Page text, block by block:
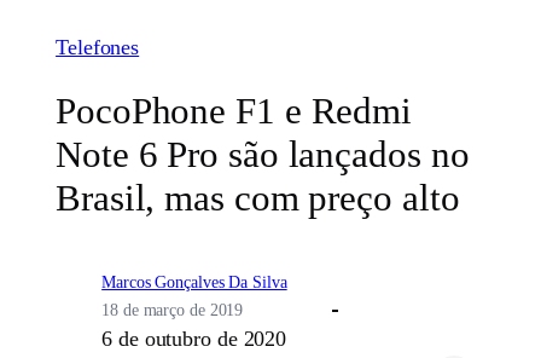
Telefones
PocoPhone F1 e Redmi
Note 6 Pro são lançados no
Brasil, mas com preço alto
Marcos Gonçalves Da Silva
18 de março de 2019
6 de outubro de 2020